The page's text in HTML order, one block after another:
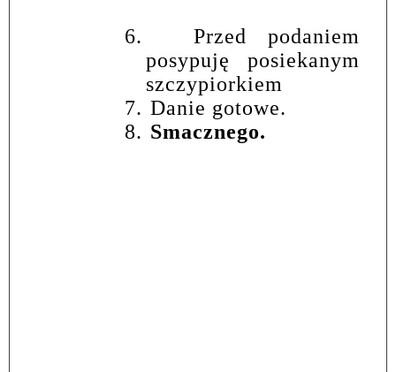
6.
Przed podaniem
posypuję posiekanym
szczypiorkiem
7. Danie gotowe.
8. Smacznego.